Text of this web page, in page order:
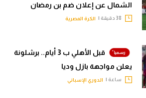
الشمال عن إعلان ضم بن رمضان
الكرة المصرية
قبل الأهلي ب 3 أيام.. برشلونة
يعلن مواجهة بازل وديا
ساعة | الدوري الإسباني